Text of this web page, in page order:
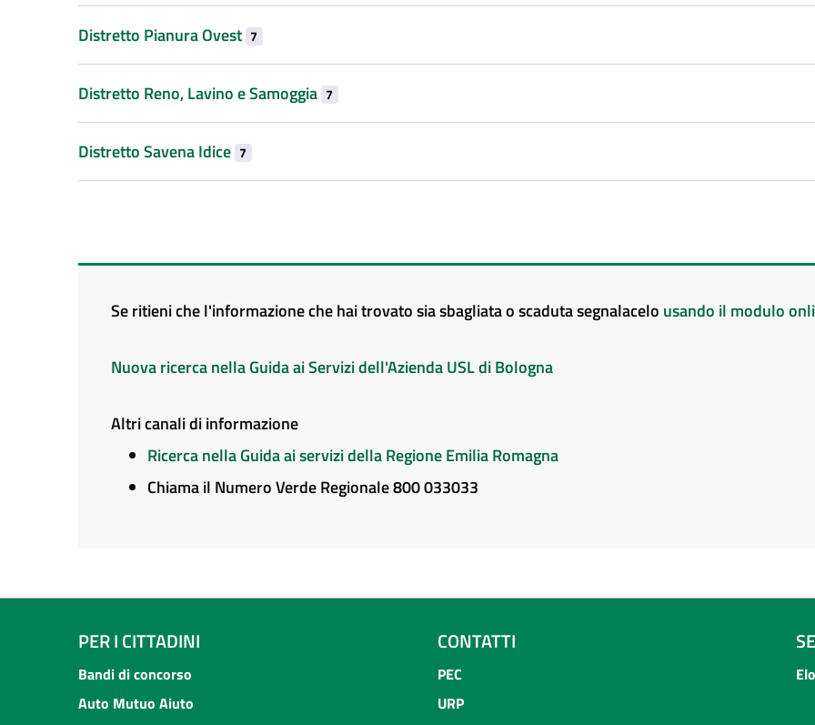
Distretto Pianura Ovest 7
Distretto Reno, Lavino e Samoggia 7
Distretto Savena Idice 7
Se ritieni che l'informazione che hai trovato sia sbagliata o scaduta segnalacelo usando il modulo
Nuova ricerca nella Guida ai Servizi dell'Azienda USL di Bologna
Altri canali di informazione
Ricerca nella Guida ai servizi della Regione Emilia Romagna
Chiama il Numero Verde Regionale 800 033033
PER I CITTADINI
Bandi di concorso
Auto Mutuo Aiuto
CONTATTI
PEC
URP